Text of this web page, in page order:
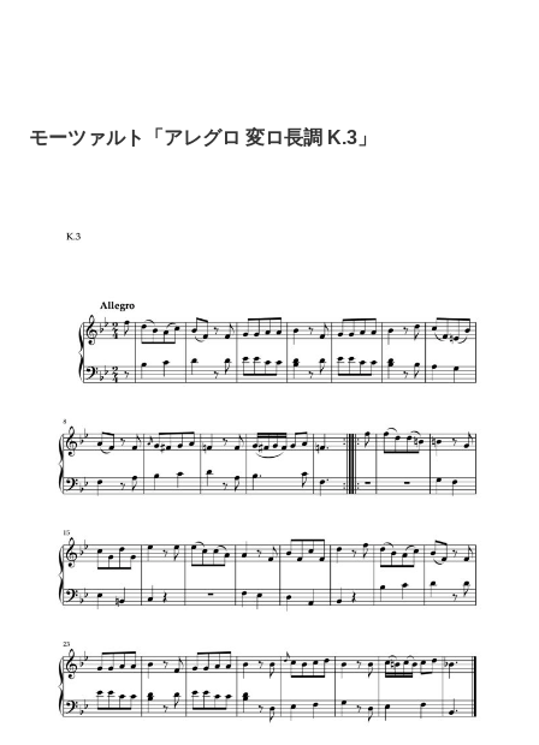
モーツァルト「アレグロ 変ロ長調 K.3」